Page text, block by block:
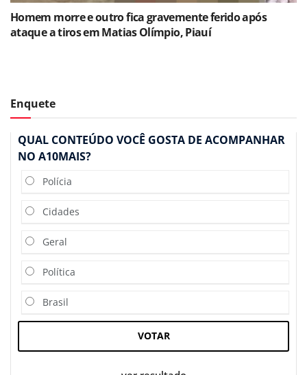
Homem morre e outro fica gravemente ferido após
ataque a tiros em Matias Olímpio, Piauí
Enquete
QUAL CONTEÚDO VOCÊ GOSTA DE ACOMPANHAR
NO A10MAIS?
Polícia
Cidades
Geral
Política
Brasil
VOTAR